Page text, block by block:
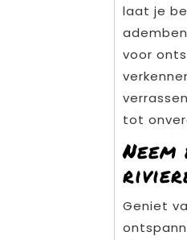
laat je
voor
tot
Geniet